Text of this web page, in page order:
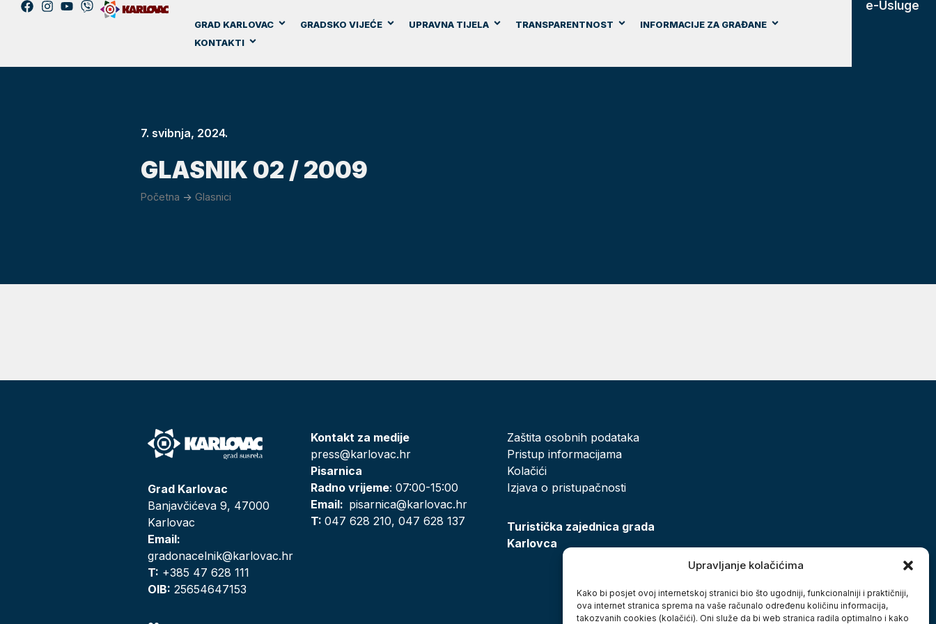
Upravljanje kolačićima
Kako bi posjet ovoj internetskoj stranici bio što ugodniji, funkcionalniji i praktičniji,
ova internet stranica sprema na vaše računalo određenu količinu informacija,
takozvanih cookies (kolačići). Oni služe da bi web stranica radila optimalno i kako
GRAD KARLOVAC GRADSKO VIJEĆE UPRAVNA TIJELA TRANSPARENTNOST
INFORMACIJE ZA GRAĐANE
KONTAKTI
e-Usluge
7. svibnja, 2024.
GLASNIK 02 / 2009
Početna -> Glasnici
Grad Karlovac
Banjavčićeva 9, 47000
Karlovac
Email:
gradonacelnik@karlovac.hr
T: +385 47 628 111
OIB: 25654647153
Kontakt za medije
press@karlovac.hr
Pisarnica
Radno vrijeme: 07:00-15:00
Email: pisarnica@karlovac.hr
T:047 628 210, 047 628 137
Zaštita osobnih podataka
Pristup informacijama
Kolačići
Izjava o pristupačnosti
Turistička zajednica grada
Karlovca